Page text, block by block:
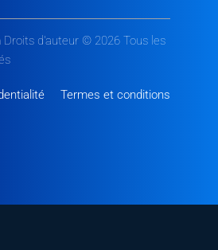
Droits d'auteur © 2026 Tous les
Termes et conditions